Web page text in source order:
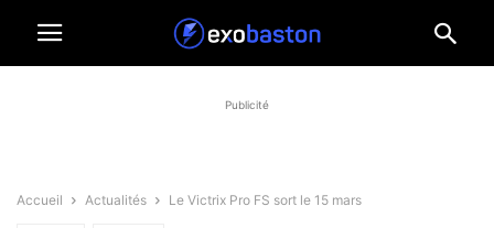
Publicité
Accueil Actualités Le Victrix Pro FS sort le 15 mars